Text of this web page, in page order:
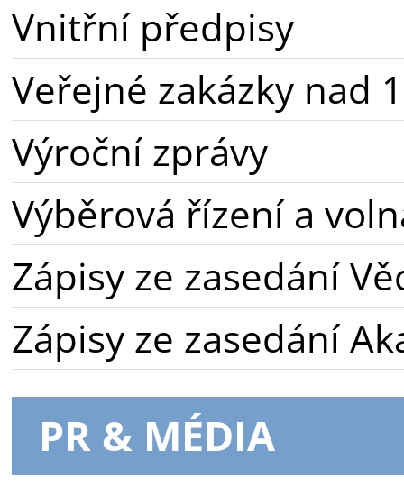
Vnitřní předpisy
Veřejné zakázky nad
Výroční zprávy
Výběrová řízení a
Zápisy ze zasedání
Zápisy ze zasedání
PR & MÉDIA